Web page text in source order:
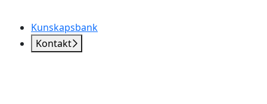
Kunskapsbank
Kontakt